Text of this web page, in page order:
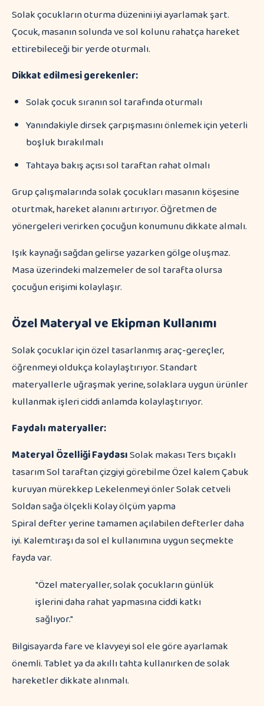
Solak çocukların oturma düzenini iyi ayarlamak şart.
Çocuk, masanın solunda ve sol kolunu rahatça hareket
ettirebileceği bir yerde oturmalı.
Dikkat edilmesi gerekenler:
Solak çocuk sıranın sol tarafında oturmalı
Yanındakiyle dirsek çarpışmasını önlemek için yeterli
boşluk bırakılmalı
Tahtaya bakış açısı sol taraftan rahat olmalı
Grup çalışmalarında solak çocukları masanın köşesine
oturtmak, hareket alanını artırıyor. Öğretmen de
yönergeleri verirken çocuğun konumunu dikkate almalı.
Işık kaynağı sağdan gelirse yazarken gölge oluşmaz.
Masa üzerindeki malzemeler de sol tarafta olursa
çocuğun erişimi kolaylaşır.
Özel Materyal ve Ekipman Kullanımı
Solak çocuklar için özel tasarlanmış araç-gereçler,
öğrenmeyi oldukça kolaylaştırıyor. Standart
materyallerle uğraşmak yerine, solaklara uygun ürünler
kullanmak işleri ciddi anlamda kolaylaştırıyor.
Faydalı materyaller:
MateryalÖzelliğiFaydasıSolak makası Ters bıçaklı
tasarım Sol taraftan çizgiyi görebilme Özel kalem Çabuk
kuruyan mürekkep Lekelenmeyi önler Solak cetveli
Soldan sağa ölçekli Kolay ölçüm yapma
Spiral defter yerine tamamen açılabilen defterler daha
iyi. Kalemtıraşı da sol el kullanımına uygun seçmekte
fayda var.
"Özel materyaller, solak çocukların günlük
işlerini daha rahat yapmasına ciddi katkı
sağlıyor."
Bilgisayarda fare ve klavyeyi sol ele göre ayarlamak
önemli. Tablet ya da akıllı tahta kullanırken de solak
hareketler dikkate alınmalı.